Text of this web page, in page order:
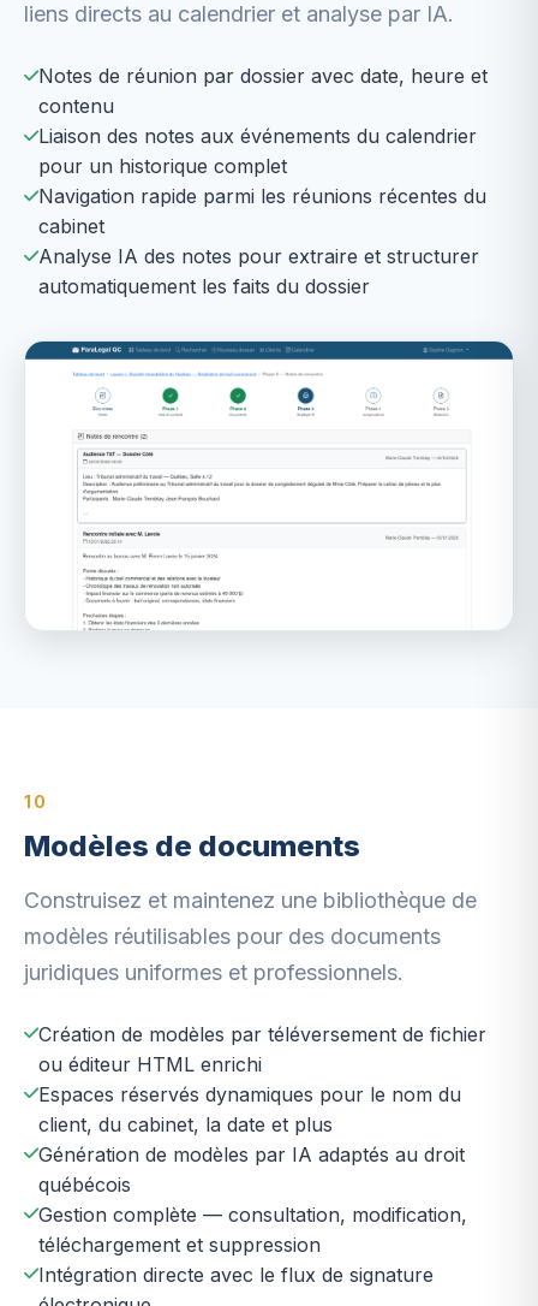
liens directs au calendrier et analyse par IA.
Notes de réunion par dossier avec date, heure et
contenu
Liaison des notes aux événements du calendrier
pour un historique complet
Navigation rapide parmi les réunions récentes du
cabinet
Analyse IA des notes pour extraire et structurer
automatiquement les faits du dossier
10
Modèles de documents
Construisez et maintenez une bibliothèque de
modèles réutilisables pour des documents
juridiques uniformes et professionnels.
Création de modèles par téléversement de fichier
ou éditeur HTML enrichi
Espaces réservés dynamiques pour le nom du
client, du cabinet, la date et plus
Génération de modèles par IA adaptés au droit
québécois
Gestion complète — consultation, modification,
téléchargement et suppression
Intégration directe avec le flux de signature